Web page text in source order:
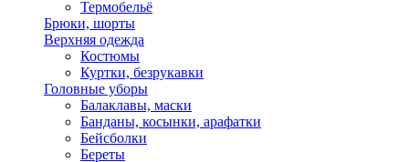
Термобельё
Брюки, шорты
Верхняя одежда
Костюмы
Куртки, безрукавки
Головные уборы
Балаклавы, маски
Банданы, косынки, арафатки
Бейсболки
Береты